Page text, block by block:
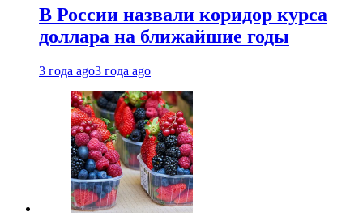
В России назвали коридор курса
доллара на ближайшие годы
3 года ago3 года ago